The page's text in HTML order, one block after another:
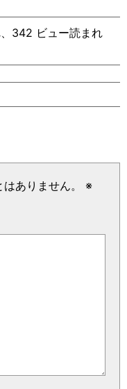
342 ビュー読まれ
ありません。
※